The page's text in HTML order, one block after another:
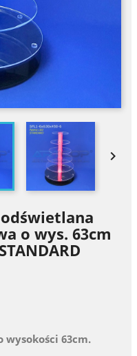

o wys. 63cm
wysokości 63cm.